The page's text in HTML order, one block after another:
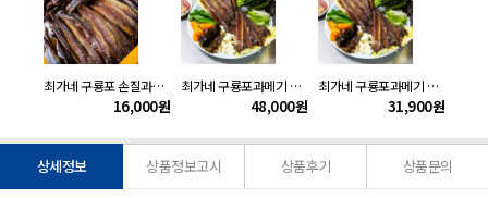
최가네 구룡포 손질과메기10미(20쪽)
16,000원
최가네 구룡포과메기 야채세트20미(40쪽)
48,000원
최가네 구룡포과메기 야채세트10미(20쪽)
31,900원
상세정보 상품정보고시 상품후기 상품문의